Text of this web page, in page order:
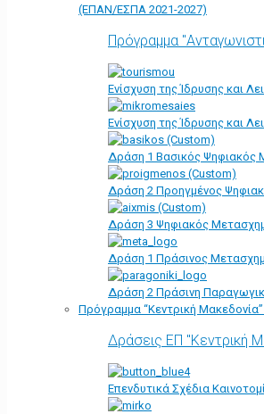
(ΕΠΑΝ/ΕΣΠΑ 2021-2027)
Πρόγραμμα
Ενίσχυση της Ίδρυσης και
Ενίσχυση της Ίδρυσης και
Δράση 1 Βασικός Ψηφιακός
Δράση 2 Προηγμένος
Δράση 3 Ψηφιακός
Δράση 1 Πράσινος
Δράση 2 Πράσινη
Πρόγραμμα “Κεντρική
Δράσεις ΕΠ "Κεντρική
Επενδυτικά Σχέδια